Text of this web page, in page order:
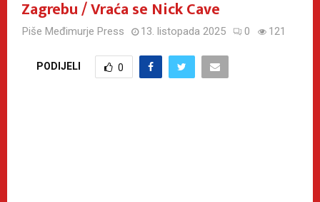
Zagrebu / Vraća se Nick Cave
Piše Međimurje Press 13. listopada 2025 0 121
PODIJELI 0